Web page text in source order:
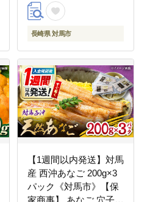
長崎県 対馬市
【1週間以内発送】対馬
産 西沖あなご 200g×3
パック《対馬市》【保